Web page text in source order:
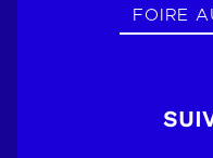
FOIRE